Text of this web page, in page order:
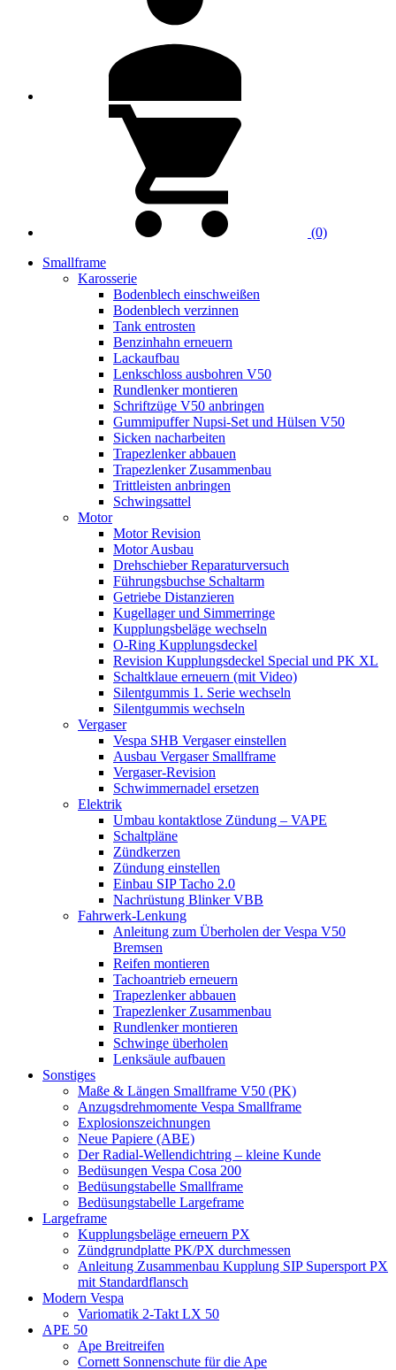
(0)
Smallframe
Karosserie
Bodenblech einschweißen
Bodenblech verzinnen
Tank entrosten
Benzinhahn erneuern
Lackaufbau
Lenkschloss ausbohren V50
Rundlenker montieren
Schriftzüge V50 anbringen
Gummipuffer Nupsi-Set und Hülsen V50
Sicken nacharbeiten
Trapezlenker abbauen
Trapezlenker Zusammenbau
Trittleisten anbringen
Schwingsattel
Motor
Motor Revision
Motor Ausbau
Drehschieber Reparaturversuch
Führungsbuchse Schaltarm
Getriebe Distanzieren
Kugellager und Simmerringe
Kupplungsbeläge wechseln
O-Ring Kupplungsdeckel
Revision Kupplungsdeckel Special und PK XL
Schaltklaue erneuern (mit Video)
Silentgummis 1. Serie wechseln
Silentgummis wechseln
Vergaser
Vespa SHB Vergaser einstellen
Ausbau Vergaser Smallframe
Vergaser-Revision
Schwimmernadel ersetzen
Elektrik
Umbau kontaktlose Zündung – VAPE
Schaltpläne
Zündkerzen
Zündung einstellen
Einbau SIP Tacho 2.0
Nachrüstung Blinker VBB
Fahrwerk-Lenkung
Anleitung zum Überholen der Vespa V50
Bremsen
Reifen montieren
Tachoantrieb erneuern
Trapezlenker abbauen
Trapezlenker Zusammenbau
Rundlenker montieren
Schwinge überholen
Lenksäule aufbauen
Sonstiges
Maße & Längen Smallframe V50 (PK)
Anzugsdrehmomente Vespa Smallframe
Explosionszeichnungen
Neue Papiere (ABE)
Der Radial-Wellendichtring – kleine Kunde
Bedüsungen Vespa Cosa 200
Bedüsungstabelle Smallframe
Bedüsungstabelle Largeframe
Largeframe
Kupplungsbeläge erneuern PX
Zündgrundplatte PK/PX durchmessen
Anleitung Zusammenbau Kupplung SIP Supersport PX
mit Standardflansch
Modern Vespa
Variomatik 2-Takt LX 50
APE 50
Ape Breitreifen
Cornett Sonnenschute für die Ape